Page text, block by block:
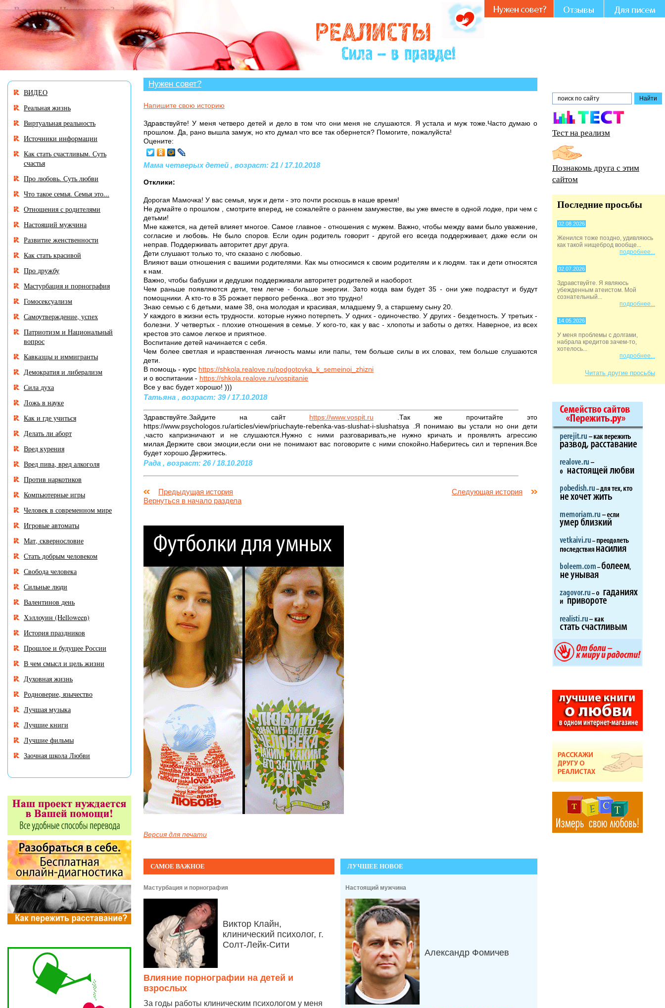
В разделе «Нужен совет?» много историй, авторы которых остро нуждаются в Вашем участии и совете.
Нужен совет?
Напишите свою историю
Здравствуйте! У меня четверо детей и дело в том что они меня не слушаются. Я устала и муж тоже.Часто думаю о
прошлом. Да, рано вышла замуж, но кто думал что все так обернется? Помогите, пожалуйста!
Оцените:
Мама четверых детей , возраст: 21 / 17.10.2018
Отклики:
Дорогая Мамочка! У вас семья, муж и дети - это почти роскошь в наше время!
Не думайте о прошлом , смотрите вперед, не сожалейте о раннем замужестве, вы уже вместе в одной лодке, при чем с
детьми!
Мне кажется, на детей влияет многое. Самое главное - отношения с мужем. Важно, чтобы между вами было уважение,
согласие и любовь. Не было споров. Если один родитель говорит - другой его всегда поддерживает, даже если он
неправ. Поддерживать авторитет друг друга.
Дети слушают только то, что сказано с любовью.
Влияют ваши отношения с вашими родителями. Как мы относимся к своим родителям и к людям. так и дети относятся
к нам.
Важно, чтобы бабушки и дедушки поддерживали авторитет родителей и наоборот.
Чем раньше появляются дети, тем легче - больше энергии. Зато когда вам будет 35 - они уже подрастут и будут
помощники. А кто-то в 35 рожает первого ребенка...вот это трудно!
Знаю семью с 6 детьми, маме 38, она молодая и красивая, младшему 9, а старшему сыну 20.
У каждого в жизни есть трудности. которые нужно потерпеть. У одних - одиночество. У других - бездетность. У третьих -
болезни. У четвертых - плохие отношения в семье. У кого-то, как у вас - хлопоты и заботы о детях. Наверное, из всех
крестов это самое легкое и приятное.
Воспитание детей начинается с себя.
Чем более светлая и нравственная личность мамы или папы, тем больше силы в их словах, тем больше слушаются
дети.
В помощь - курс https://shkola.realove.ru/podgotovka_k_semeinoi_zhizni
и о воспитании - https://shkola.realove.ru/vospitanie
Все у вас будет хорошо! )))
Татьяна , возраст: 39 / 17.10.2018
Здравствуйте.Зайдите на сайт https://www.vospit.ru .Так же прочитайте это
https://www.psychologos.ru/articles/view/priuchayte-rebenka-vas-slushat-i-slushatsya .Я понимаю вы устали но они дети
,часто капризничают и не слушаются.Нужно с ними разговаривать,не нужно кричать и проявлять агрессию
милая.Держите свои эмоции,если они не понимают вас поговорите с ними спокойно.Наберитесь сил и терпения.Все
будет хорошо.Держитесь.
Рада , возраст: 26 / 18.10.2018
Предыдущая история
Следующая история
Вернуться в начало раздела
Версия для печати
САМОЕ ВАЖНОЕ
Мастурбация и порнография
Виктор Клайн,
клинический психолог, г.
Солт-Лейк-Сити
Влияние порнографии на детей и
взрослых
За годы работы клиническим психологом у меня
ЛУЧШЕЕ НОВОЕ
Настоящий мужчина
Александр Фомичев
ВИДЕО
Реальная жизнь
Виртуальная реальность
Источники информации
Как стать счастливым. Суть
счастья
Про любовь. Суть любви
Что такое семья. Семья это...
Отношения с родителями
Настоящий мужчина
Развитие женственности
Как стать красивой
Про дружбу
Мастурбация и порнография
Гомосексуализм
Самоутверждение, успех
Патриотизм и Национальный
вопрос
Кавказцы и иммигранты
Демократия и либерализм
Сила духа
Ложь в науке
Как и где учиться
Делать ли аборт
Вред курения
Вред пива, вред алкоголя
Против наркотиков
Компьютерные игры
Человек в современном мире
Игровые автоматы
Мат, сквернословие
Стать добрым человеком
Свобода человека
Сильные люди
Валентинов день
Хэллоуин (Helloween)
История праздников
Прошлое и будущее России
В чем смысл и цель жизни
Духовная жизнь
Родноверие, язычество
Лучшая музыка
Лучшие книги
Лучшие фильмы
Заочная школа Любви
Тест на реализм
Познакомь друга с этим
сайтом
Последние просьбы
02.08.2026
Женился тоже поздно, удивляюсь
как такой нищеброд вообще...
подробнее...
02.07.2026
Здравствуйте. Я являюсь
убежденным атеистом. Мой
сознательный...
подробнее...
14.05.2026
У меня проблемы с долгами,
набрала кредитов зачем-то,
хотелось...
подробнее...
Читать другие просьбы